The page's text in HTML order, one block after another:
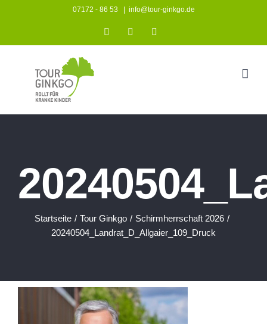
07172 - 86 53 info@tour-ginkgo.de
InstagramFacebook
Startseite / Tour Ginkgo / Schirmherrschaft 2026 /
20240504_Landrat_D_Allgaier_109_Druck